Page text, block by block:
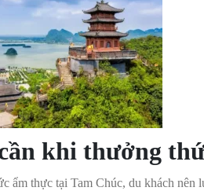
khi thưởng
ẩm thực tại Tam Chúc, du khách nên